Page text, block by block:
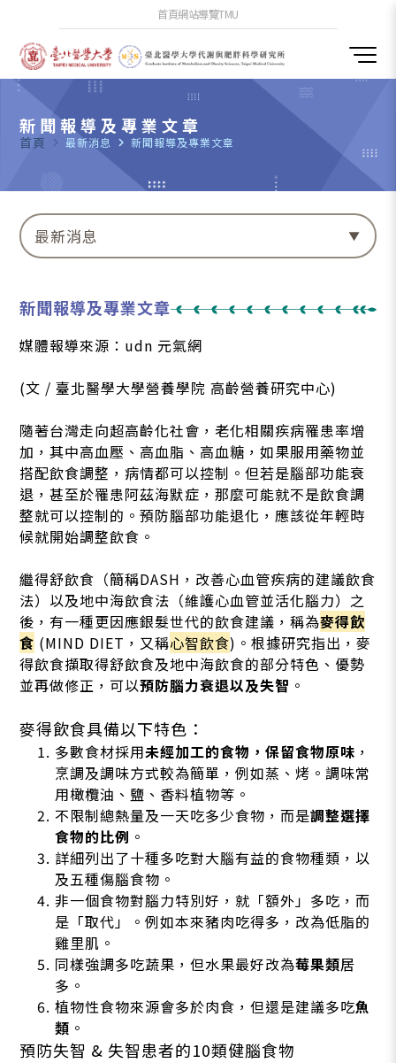
首頁網站導覽TMU
新聞報導及專業文章
首頁 navigate_next 最新消息 navigate_next 新聞報導及專業文章
最新消息
新聞報導及專業文章
媒體報導來源：udn 元氣網
(文 / 臺北醫學大學營養學院 高齡營養研究中心)
隨著台灣走向超高齡化社會，老化相關疾病罹患率增
加，其中高血壓、高血脂、高血糖，如果服用藥物並
搭配飲食調整，病情都可以控制。但若是腦部功能衰
退，甚至於罹患阿茲海默症，那麼可能就不是飲食調
整就可以控制的。預防腦部功能退化，應該從年輕時
候就開始調整飲食。
繼得舒飲食（簡稱DASH，改善心血管疾病的建議飲食
法）以及地中海飲食法（維護心血管並活化腦力）之
後，有一種更因應銀髮世代的飲食建議，稱為麥得飲
食 (MIND DIET，又稱心智飲食)。根據研究指出，麥
得飲食擷取得舒飲食及地中海飲食的部分特色、優勢
並再做修正，可以預防腦力衰退以及失智 。
麥得飲食具備以下特色：
多數食材採用未經加工的食物，保留食物原味 ，
烹調及調味方式較為簡單，例如蒸、烤。調味常
用橄欖油、鹽、香料植物等。
不限制總熱量及一天吃多少食物，而是調整選擇
食物的比例 。
詳細列出了十種多吃對大腦有益的食物種類，以
及五種傷腦食物。
非一個食物對腦力特別好，就「額外」多吃，而
是「取代」。例如本來豬肉吃得多，改為低脂的
雞里肌。
同樣強調多吃蔬果，但水果最好改為莓果類居
多。
植物性食物來源會多於肉食，但還是建議多吃魚
類 。
預防失智 & 失智患者的10類健腦食物